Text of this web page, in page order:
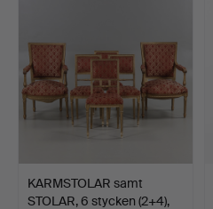
KARMSTOLAR samt
STOLAR, 6 stycken (2+4),